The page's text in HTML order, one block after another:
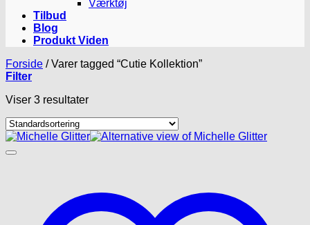
Værktøj
Tilbud
Blog
Produkt Viden
Forside /Varer tagged “Cutie Kollektion”
Filter
Viser 3 resultater